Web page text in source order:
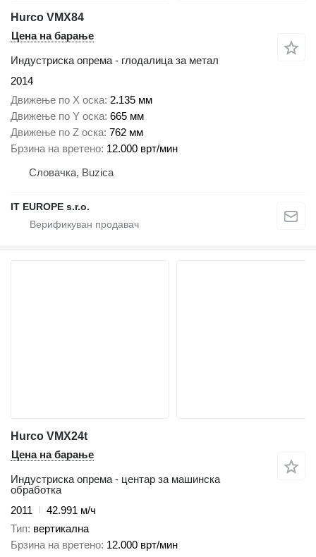
Hurco VMX84
Цена на барање
Индустриска опрема - глодалица за метал
2014
Движење по Х оска 2.135 мм
Движење по Y оска 665 мм
Движење по Z оска 762 мм
Брзина на вретено 12.000 врт/мин
Словачка, Buzica
IT EUROPE s.r.o.
Hurco VMX24t
Цена на барање
Индустриска опрема - центар за машинска
обработка
2011
42.991 м/ч
Тип вертикална
Брзина на вретено 12.000 врт/мин